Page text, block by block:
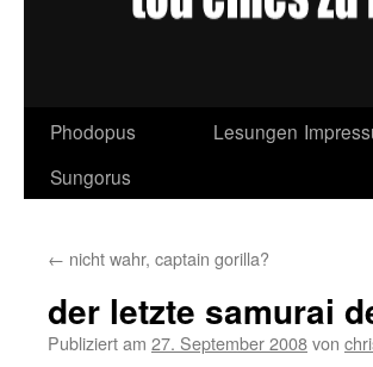
Springe
zum
Phodopus
Sungorus
Lesungen
← nicht wahr, captain gorilla?
der letzte samurai
Publiziert am 27. September 2008von